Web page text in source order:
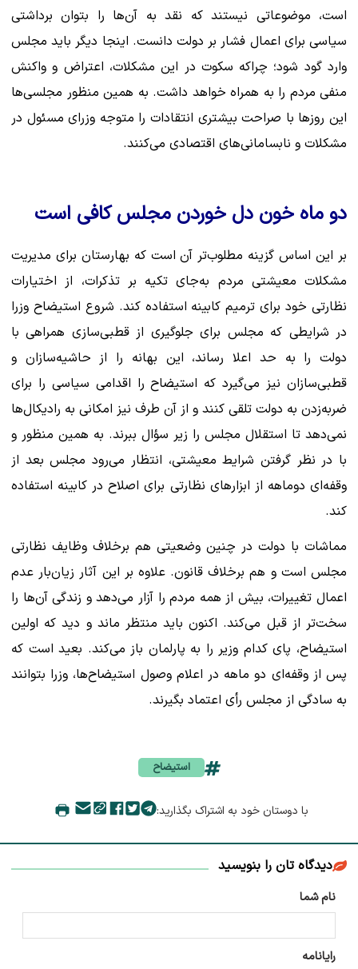
است، موضوعاتی نیستند که نقد به آن‌ها را بتوان برداشتی
سیاسی برای اعمال فشار بر دولت دانست. اینجا دیگر باید مجلس
وارد گود شود؛ چراکه سکوت در این مشکلات، اعتراض و واکنش
منفی مردم را به همراه خواهد داشت. به همین منظور مجلسی‌ها
این روزها با صراحت بیشتری انتقادات را متوجه وزرای مسئول در
مشکلات و نابسامانی‌های اقتصادی می‌کنند.
دو ماه خون دل خوردن مجلس کافی است
بر این اساس گزینه مطلوب‌تر آن است که بهارستان برای مدیریت
مشکلات معیشتی مردم به‌جای تکیه بر تذکرات، از اختیارات
نظارتی خود برای ترمیم کابینه استفاده کند. شروع استیضاح وزرا
در شرایطی که مجلس برای جلوگیری از قطبی‌سازی همراهی با
دولت را به حد اعلا رساند، این بهانه را از حاشیه‌سازان و
قطبی‌سازان نیز می‌گیرد که استیضاح را اقدامی سیاسی را برای
ضربه‌زدن به دولت تلقی کنند و از آن طرف نیز امکانی به رادیکال‌ها
نمی‌دهد تا استقلال مجلس را زیر سؤال ببرند. به همین منظور و
با در نظر گرفتن شرایط معیشتی، انتظار می‌رود مجلس بعد از
وقفه‌ای دوماهه از ابزارهای نظارتی برای اصلاح در کابینه استفاده
کند.
مماشات با دولت در چنین وضعیتی هم برخلاف وظایف نظارتی
مجلس است و هم برخلاف قانون. علاوه بر این آثار زیان‌بار عدم
اعمال تغییرات، بیش از همه مردم را آزار می‌دهد و زندگی آن‌ها را
سخت‌تر از قبل می‌کند. اکنون باید منتظر ماند و دید که اولین
استیضاح، پای کدام وزیر را به پارلمان باز می‌کند. بعید است که
پس از وقفه‌ای دو ماهه در اعلام وصول استیضاح‌ها، وزرا بتوانند
به سادگی از مجلس رأی اعتماد بگیرند.
استیضاح
با دوستان خود به اشتراک بگذارید:
دیدگاه تان را بنویسید
نام شما
رایانامه